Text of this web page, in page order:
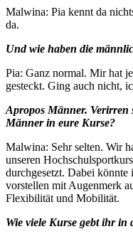
Malwina: Pia kennt da
da.
Und wie haben die
Pia: Ganz normal. Mir hat
gesteckt. Ging auch nicht,
Apropos Männer. Verirren
Männer in eure Kurse?
Malwina: Sehr selten. Wir
unseren
durchgesetzt. Dabei
vorstellen mit Augenmerk
Flexibilität und Mobilität.
Wie viele Kurse gebt ihr in